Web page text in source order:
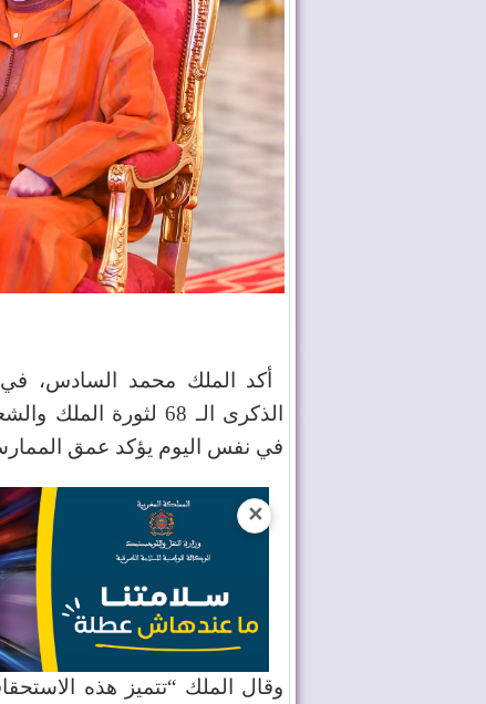
أكد الملك محمد السادس، في
الذكرى الـ 68 لثورة
في نفس اليوم يؤكد عمق
✕
وقال الملك “تتميز هذه